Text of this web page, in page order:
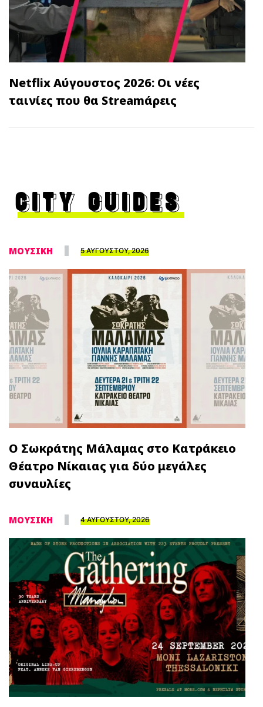
Netflix Αύγουστος 2026: Οι νέες
ταινίες που θα Streamάρεις
CITY GUIDES
ΜΟΥΣΙΚΗ 5 ΑΥΓΟΥΣΤΟΥ, 2026
Ο Σωκράτης Μάλαμας στο Κατράκειο
Θέατρο Νίκαιας για δύο μεγάλες
συναυλίες
ΜΟΥΣΙΚΗ 4 ΑΥΓΟΥΣΤΟΥ, 2026